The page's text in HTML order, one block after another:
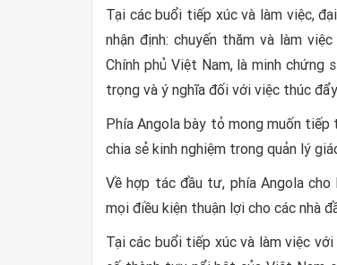
Tại các buổi tiếp xúc và làm việc,
nhận định: chuyến thăm và làm
Chính phủ Việt Nam, là minh chứng
trọng và ý nghĩa đối với việc thúc
Phía Angola bày tỏ mong muốn
chia sẻ kinh nghiệm trong quản lý
Về hợp tác đầu tư, phía Angola
mọi điều kiện thuận lợi cho các nhà
Tại các buổi tiếp xúc và làm việc